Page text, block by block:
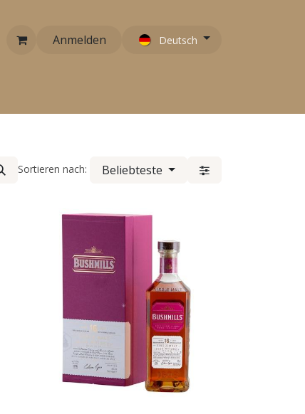
Anmelden Deutsch
Sortieren nach: Beliebteste